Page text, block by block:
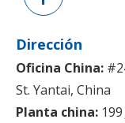
Dirección
Oficina China:
St. Yantai, China
Planta china: